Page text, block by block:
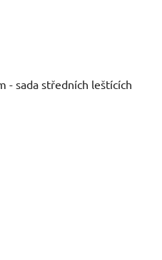
- sada středních leštících